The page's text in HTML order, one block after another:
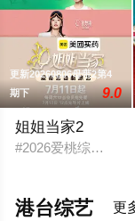
更新20260806母带2第4
期下
9.0
姐姐当家2
#2026爱桃综快乐
港台综艺 更